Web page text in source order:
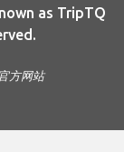
as TripTQ
方网站